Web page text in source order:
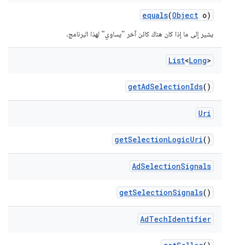
equals(Object o)
يشير إلى ما إذا كان هناك كائن آخر "يساوي" لهذا البرنامج.
List<Long>
getAdSelectionIds()
Uri
getSelectionLogicUri()
AdSelectionSignals
getSelectionSignals()
AdTechIdentifier